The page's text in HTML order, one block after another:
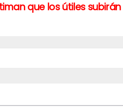
que los útiles subirán